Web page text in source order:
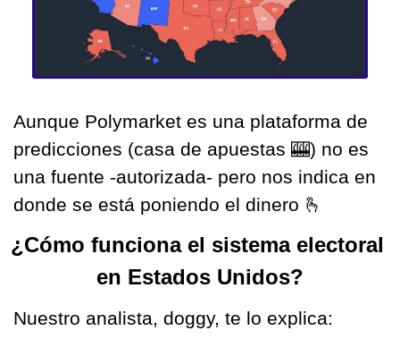
Aunque Polymarket es una plataforma de
predicciones (casa de apuestas 🎰) no es
una fuente -autorizada- pero nos indica en
donde se está poniendo el dinero 🫰
¿Cómo funciona el sistema electoral
en Estados Unidos?
Nuestro analista, doggy, te lo explica: